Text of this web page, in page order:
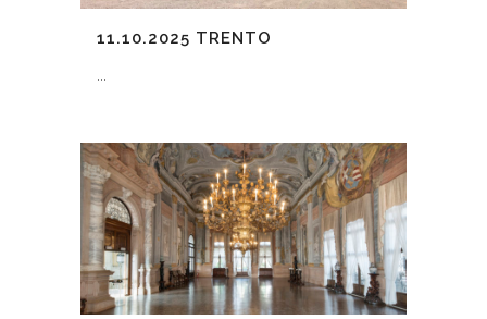
11.10.2025 TRENTO